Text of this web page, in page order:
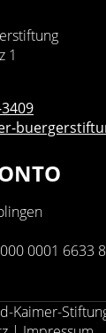
1
0001 6633
Kaimer-